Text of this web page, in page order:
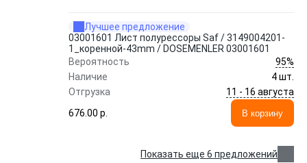
Лучшее предложение
03001601 Лист полурессоры Saf / 3149004201-
1_коренной-43mm / DOSEMENLER 03001601
Вероятность
95%
Наличие
4 шт.
Отгрузка
11 - 16 августа
676.00 p.
В корзину
Показать еще 6 предложений